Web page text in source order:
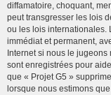
diffamatoire, choquant,
peut transgresser les lois
ou les lois internationales.
immédiat et permanent,
Internet si nous le
sont enregistrées pour
que « Projet G5 »
lorsque nous estimons